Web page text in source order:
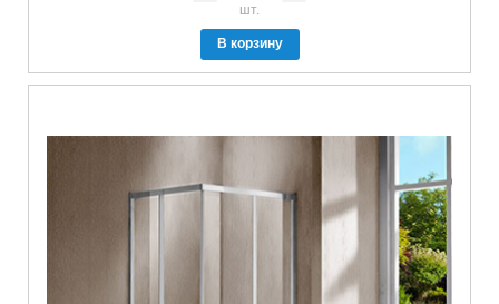
шт.
В корзину